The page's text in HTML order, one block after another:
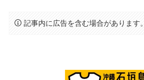
記事内に広告を含む場合があります。